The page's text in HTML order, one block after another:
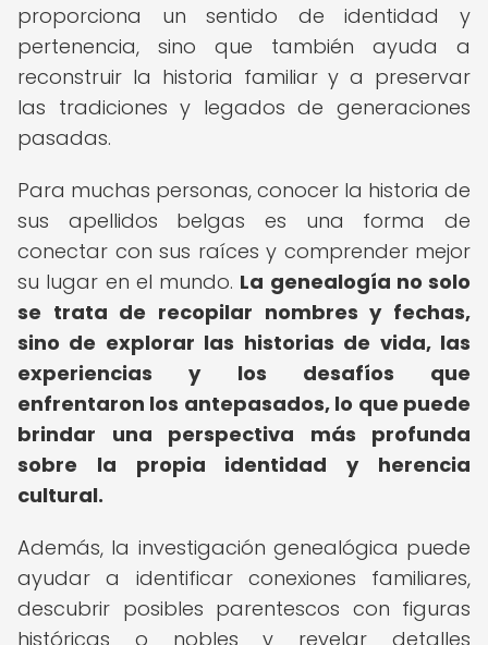
proporciona un sentido de identidad y
pertenencia, sino que también ayuda a
reconstruir la historia familiar y a preservar
las tradiciones y legados de generaciones
pasadas.
Para muchas personas, conocer la historia de
sus apellidos belgas es una forma de
conectar con sus raíces y comprender mejor
su lugar en el mundo. La genealogía no solo
se trata de recopilar nombres y fechas,
sino de explorar las historias de vida, las
experiencias y los desafíos que
enfrentaron los antepasados, lo que puede
brindar una perspectiva más profunda
sobre la propia identidad y herencia
cultural.
Además, la investigación genealógica puede
ayudar a identificar conexiones familiares,
descubrir posibles parentescos con figuras
históricas o nobles y revelar detalles